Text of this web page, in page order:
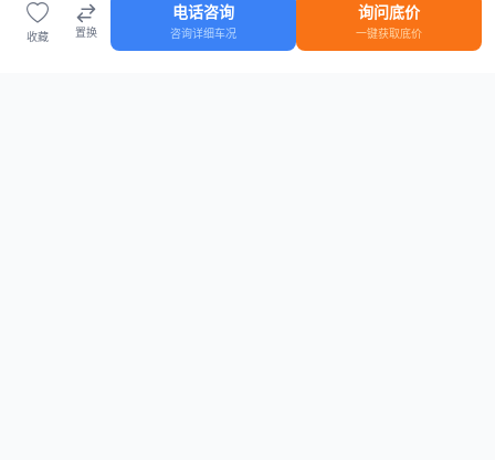
收藏 置换
电话咨询
咨询详细车况
询问底价
一键获取底价
车源 知识 登录